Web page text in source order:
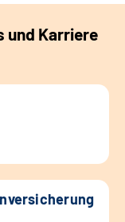
und Karriere